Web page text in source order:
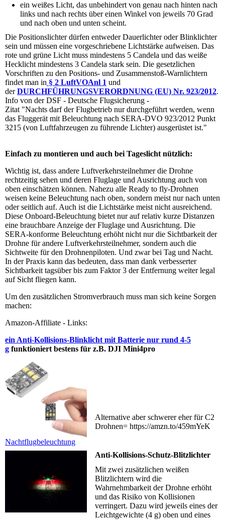
ein weißes Licht, das unbehindert von genau nach hinten nach
links und nach rechts über einen Winkel von jeweils 70 Grad
und nach oben und unten scheint.
Die Positionslichter dürfen entweder Dauerlichter oder Blinklichter
sein und müssen eine vorgeschriebene Lichtstärke aufweisen. Das
rote und grüne Licht muss mindestens 5 Candela und das weiße
Hecklicht mindestens 3 Candela stark sein. Die gesetzlichen
Vorschriften zu den Positions- und Zusammenstoß-Warnlichtern
findet man in § 2 LuftVOAnl 1 und
derDURCHFÜHRUNGSVERORDNUNG (EU) Nr. 923/2012.
Info von der DSF - Deutsche Flugsicherung -
Zitat "Nachts darf der Flugbetrieb nur durchgeführt werden, wenn
das Fluggerät mit Beleuchtung nach SERA-DVO 923/2012 Punkt
3215 (von Luftfahrzeugen zu führende Lichter) ausgerüstet ist."
Einfach zu montieren und auch bei Tageslicht nützlich:
Wichtig ist, dass andere Luftverkehrsteilnehmer die Drohne
rechtzeitig sehen und deren Fluglage und Ausrichtung auch von
oben einschätzen können. Nahezu alle Ready to fly-Drohnen
weisen keine Beleuchtung nach oben, sondern meist nur nach unten
oder seitlich auf. Auch ist die Lichtstärke meist nicht ausreichend.
Diese Onboard-Beleuchtung bietet nur auf relativ kurze Distanzen
eine brauchbare Anzeige der Fluglage und Ausrichtung. Die
SERA-konforme Beleuchtung erhöht nicht nur die Sichtbarkeit der
Drohne für andere Luftverkehrsteilnehmer, sondern auch die
Sichtweite für den Drohnenpiloten. Und zwar bei Tag und Nacht.
In der Praxis kann das bedeuten, dass man dank verbesserter
Sichtbarkeit tagsüber bis zum Faktor 3 der Entfernung weiter legal
auf Sicht fliegen kann.
Um den zusätzlichen Stromverbrauch muss man sich keine Sorgen
machen:
Amazon-Affiliate - Links:
ein Anti-Kollisions-Blinklicht mit Batterie nur rund 4-5
g funktioniert bestens für z.B. DJI Mini4pro
Nachtflugbeleuchtung
Alternative aber schwerer eher für C2
Drohnen= https://amzn.to/459mYeK
Anti-Kollisions-Schutz-Blitzlichter
Mit zwei zusätzlichen weißen
Blitzlichtern wird die
Wahrnehmbarkeit der Drohne erhöht
und das Risiko von Kollisionen
verringert. Dazu wird jeweils eines der
Leichtgewichte (4 g) oben und eines